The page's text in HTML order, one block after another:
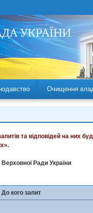
Очищення
та відповідей на
Ради України
До кого запит